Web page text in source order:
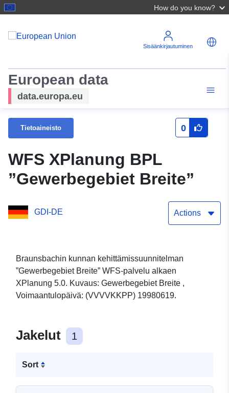
How do you know?
Sisäänkirjautuminen
European data
data.europa.eu
Tietoaineisto 0
WFS XPlanung BPL
”Gewerbegebiet Breite”
GDI-DE Actions
Braunsbachin kunnan kehittämissuunnitelman
”Gewerbegebiet Breite” WFS-palvelu alkaen
XPlanung 5.0. Kuvaus: Gewerbegebiet Breite ,
Voimaantulopäivä: (VVVVKKPP) 19980619.
Jakelut 1
Sort